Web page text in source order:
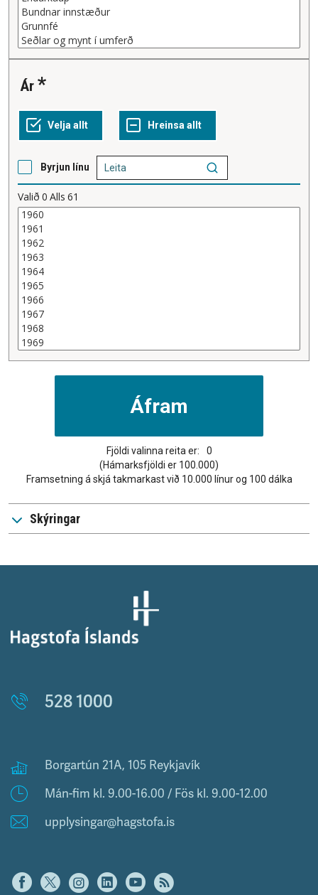
Ár
Byrjun línu
Valið 0 Alls 61
Fjöldi valinna reita er:
0
(Hámarksfjöldi er 100.000)
Framsetning á skjá takmarkast við 10.000 línur og 100 dálka
Skýringar
528 1000
Borgartún 21A, 105 Reykjavík
Mán-fim kl. 9.00-16.00 / Fös kl. 9.00-12.00
upplysingar@hagstofa.is